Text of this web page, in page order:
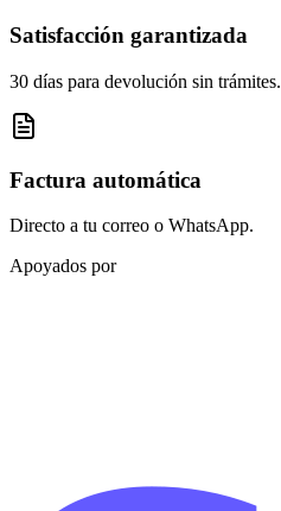
Satisfacción garantizada
30 días para devolución sin trámites.
Factura automática
Directo a tu correo o WhatsApp.
Apoyados por